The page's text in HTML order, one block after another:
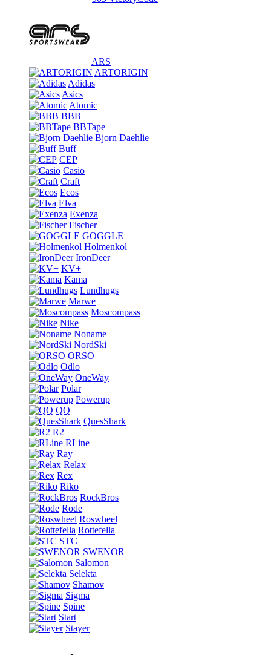
ARS
ARTORIGIN
Adidas
Asics
Atomic
BBB
BBTape
Bjorn Daehlie
Buff
CEP
Casio
Craft
Ecos
Elva
Exenza
Fischer
GOGGLE
Holmenkol
IronDeer
KV+
Kama
Lundhugs
Marwe
Moscompass
Nike
Noname
NordSki
ORSO
Odlo
OneWay
Polar
Powerup
QQ
QuesShark
R2
RLine
Ray
Relax
Rex
Riko
RockBros
Rode
Roswheel
Rottefella
STC
SWENOR
Salomon
Selekta
Shamov
Sigma
Spine
Start
Stayer